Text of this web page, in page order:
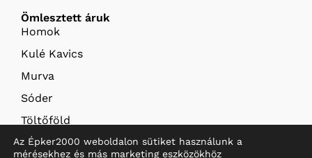
Ömlesztett áruk
Homok
Kulé Kavics
Murva
Sóder
Töltőföld
Termőföld
Az Épker2000 weboldalon sütiket használunk a
mérésekhez és más marketing eszközökhöz